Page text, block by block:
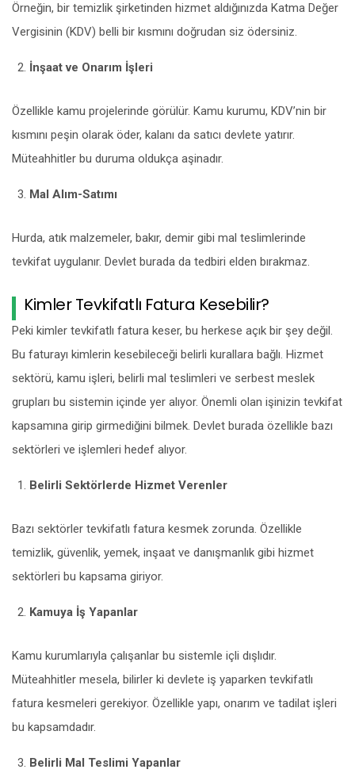
Örneğin, bir temizlik şirketinden hizmet aldığınızda Katma Değer
Vergisinin (KDV) belli bir kısmını doğrudan siz ödersiniz.
İnşaat ve Onarım İşleri
Özellikle kamu projelerinde görülür. Kamu kurumu, KDV’nin bir
kısmını peşin olarak öder, kalanı da satıcı devlete yatırır.
Müteahhitler bu duruma oldukça aşinadır.
Mal Alım-Satımı
Hurda, atık malzemeler, bakır, demir gibi mal teslimlerinde
tevkifat uygulanır. Devlet burada da tedbiri elden bırakmaz.
Kimler Tevkifatlı Fatura Kesebilir?
Peki kimler tevkifatlı fatura keser, bu herkese açık bir şey değil.
Bu faturayı kimlerin kesebileceği belirli kurallara bağlı. Hizmet
sektörü, kamu işleri, belirli mal teslimleri ve serbest meslek
grupları bu sistemin içinde yer alıyor. Önemli olan işinizin tevkifat
kapsamına girip girmediğini bilmek. Devlet burada özellikle bazı
sektörleri ve işlemleri hedef alıyor.
Belirli Sektörlerde Hizmet Verenler
Bazı sektörler tevkifatlı fatura kesmek zorunda. Özellikle
temizlik, güvenlik, yemek, inşaat ve danışmanlık gibi hizmet
sektörleri bu kapsama giriyor.
Kamuya İş Yapanlar
Kamu kurumlarıyla çalışanlar bu sistemle içli dışlıdır.
Müteahhitler mesela, bilirler ki devlete iş yaparken tevkifatlı
fatura kesmeleri gerekiyor. Özellikle yapı, onarım ve tadilat işleri
bu kapsamdadır.
Belirli Mal Teslimi Yapanlar